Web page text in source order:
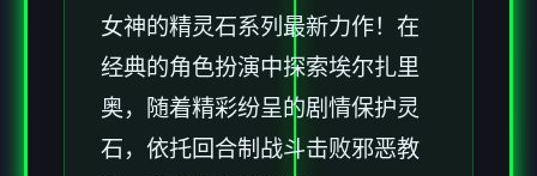
女神的精灵石系列最新力作！在
经典的角色扮演中探索埃尔扎里
奥，随着精彩纷呈的剧情保护灵
石，依托回合制战斗击败邪恶教